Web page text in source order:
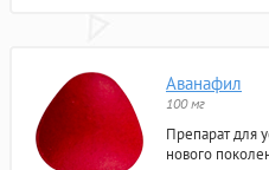
Аванафил
100 мг
Препарат для
нового